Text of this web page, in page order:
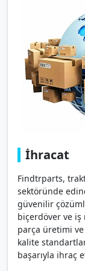
İhracat
Findtrparts,
sektöründe
güvenilir
biçerdöver ve
parça üretimi
kalite
başarıyla ihraç